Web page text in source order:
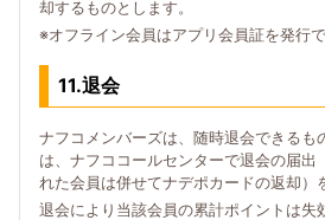
却するものとします。
※オフライン会員はアプリ会員証を発行で
11.退会
ナフコメンバーズは、随時退会できるも
は、ナフココールセンターで退会の届出
れた会員は併せてナデポカードの返却）
退会により当該会員の累計ポイントは失